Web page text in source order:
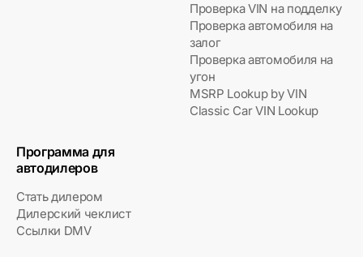
Проверка VIN на подделку
Проверка автомобиля на
залог
Проверка автомобиля на
угон
MSRP Lookup by VIN
Classic Car VIN Lookup
Программа для
автодилеров
Стать дилером
Дилерский чеклист
Ссылки DMV